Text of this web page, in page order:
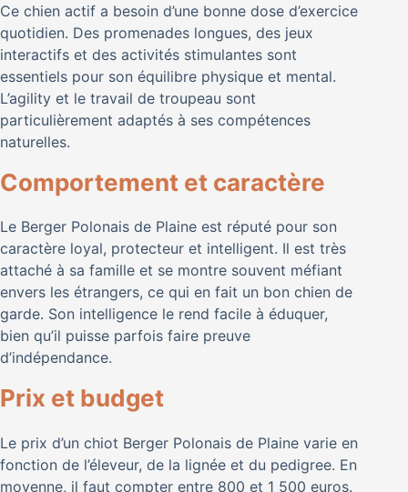
Ce chien actif a besoin d’une bonne dose d’exercice
quotidien. Des promenades longues, des jeux
interactifs et des activités stimulantes sont
essentiels pour son équilibre physique et mental.
L’agility et le travail de troupeau sont
particulièrement adaptés à ses compétences
naturelles.
Comportement et caractère
Le Berger Polonais de Plaine est réputé pour son
caractère loyal, protecteur et intelligent. Il est très
attaché à sa famille et se montre souvent méfiant
envers les étrangers, ce qui en fait un bon chien de
garde. Son intelligence le rend facile à éduquer,
bien qu’il puisse parfois faire preuve
d’indépendance.
Prix et budget
Le prix d’un chiot Berger Polonais de Plaine varie en
fonction de l’éleveur, de la lignée et du pedigree. En
moyenne, il faut compter entre 800 et 1 500 euros.